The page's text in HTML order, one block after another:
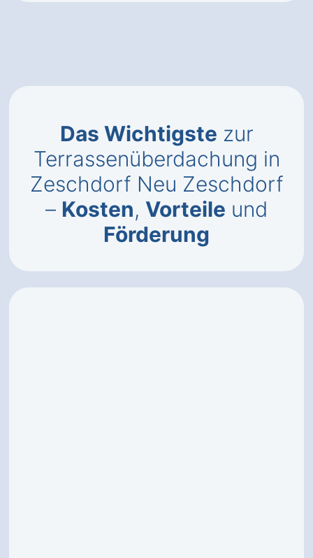
Das Wichtigste zur
Terrassenüberdachung in
Zeschdorf Neu Zeschdorf
– Kosten, Vorteile und
Förderung